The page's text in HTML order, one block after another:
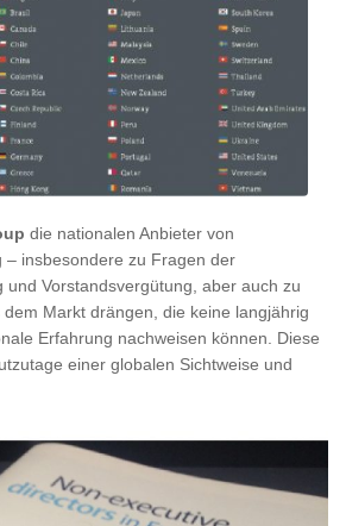
die nationalen Anbieter von
– insbesondere zu Fragen der
und Vorstandsvergütung, aber auch zu
Markt drängen, die keine langjährig
Erfahrung nachweisen können. Diese
einer globalen Sichtweise und